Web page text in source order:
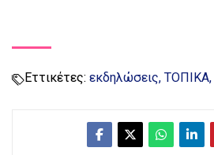
Εττικέτες: εκδηλώσεις ΤΟΠΙΚΑ